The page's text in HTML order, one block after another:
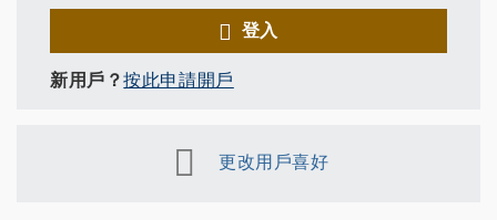
登入
新用戶？按此申請開戶
更改用戶喜好